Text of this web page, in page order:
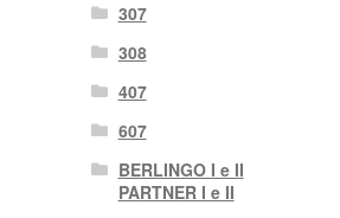
307
308
407
607
BERLINGO I e II
PARTNER I e II